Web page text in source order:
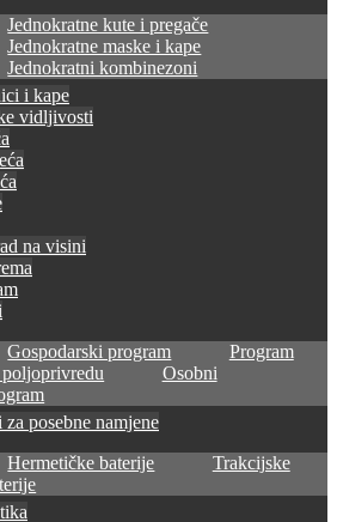
Jednokratne kute i pregače
Jednokratne maske i kape
Jednokratni kombinezoni
i kape
vidljivosti
na visini
Gospodarski program
Program
poljoprivredu
Osobni
posebne namjene
Hermetičke baterije
Trakcijske